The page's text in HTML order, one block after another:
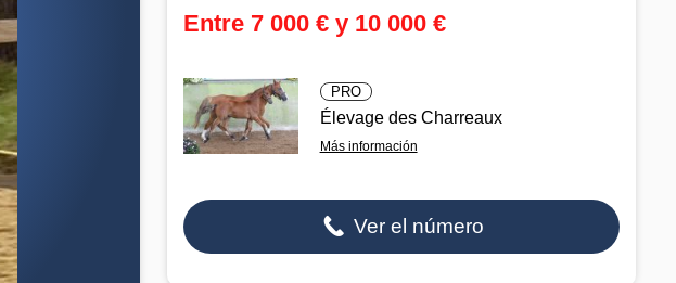
Entre 7 000 € y 10 000 €
PRO
Élevage des Charreaux
Más información
Ver el número